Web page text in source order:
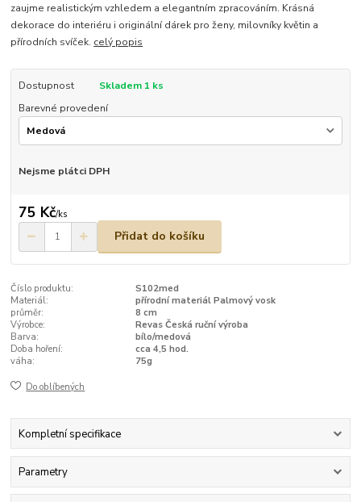
zaujme realistickým vzhledem a elegantním zpracováním. Krásná
dekorace do interiéru i originální dárek pro ženy, milovníky květin a
přírodních svíček. celý popis
Dostupnost
Skladem 1 ks
Barevné provedení
Nejsme plátci DPH
75 Kč/ks
Přidat do košíku
Číslo produktu:
S102med
Materiál:
přírodní materiál Palmový vosk
průměr:
8 cm
Výrobce:
Revas Česká ruční výroba
Barva:
bílo/medová
Doba hoření:
cca 4,5 hod.
váha:
75g
Do oblíbených
Kompletní specifikace
Parametry